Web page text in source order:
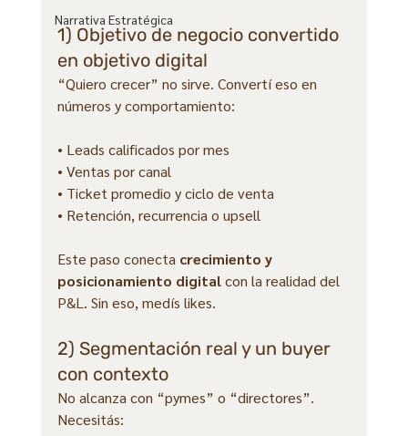
Narrativa Estratégica
1) Objetivo de negocio convertido
en objetivo digital
“Quiero crecer” no sirve. Convertí eso en
números y comportamiento:
• Leads calificados por mes
• Ventas por canal
• Ticket promedio y ciclo de venta
• Retención, recurrencia o upsell
Este paso conecta crecimiento y
posicionamiento digital con la realidad del
P&L. Sin eso, medís likes.
2) Segmentación real y un buyer
con contexto
No alcanza con “pymes” o “directores”.
Necesitás: